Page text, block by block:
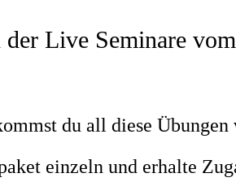
Live Seminare
du all diese Übungen
einzeln und erhalte